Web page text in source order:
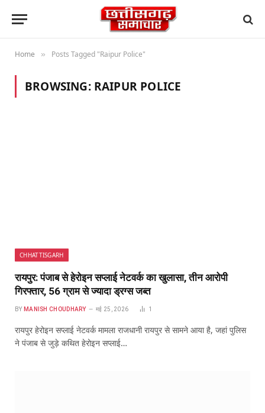
Home » Posts Tagged "Raipur Police"
BROWSING: RAIPUR POLICE
CHHATTISGARH
रायपुर: पंजाब से हेरोइन सप्लाई नेटवर्क का खुलासा, तीन आरोपी
गिरफ्तार, 56 ग्राम से ज्यादा ड्रग्स जब्त
BY MANISH CHOUDHARY मई 25, 2026 1
रायपुर हेरोइन सप्लाई नेटवर्क मामला राजधानी रायपुर से सामने आया है, जहां पुलिस
ने पंजाब से जुड़े कथित हेरोइन सप्लाई…